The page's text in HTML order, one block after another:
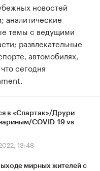
новостей
аналитические
темы с ведущими
развлекательные
автомобилях,
сегодня
в «Спартак»/Друри
COVID-19 vs
13:48
мирных жителей с